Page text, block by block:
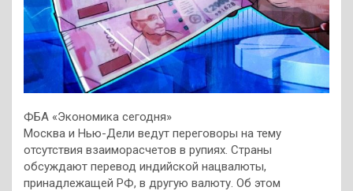
ФБА «Экономика сегодня»
Москва и Нью-Дели ведут переговоры на тему
отсутствия взаиморасчетов в рупиях. Страны
обсуждают перевод индийской нацвалюты,
принадлежащей РФ, в другую валюту. Об этом